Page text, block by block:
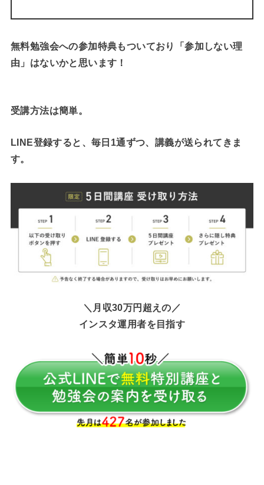
無料勉強会への参加特典もついており「参加しない理
由」はないかと思います！
受講方法は簡単。
LINE登録すると、毎日1通ずつ、講義が送られてきま
す。
＼月収30万円超えの／
インスタ運用者を目指す